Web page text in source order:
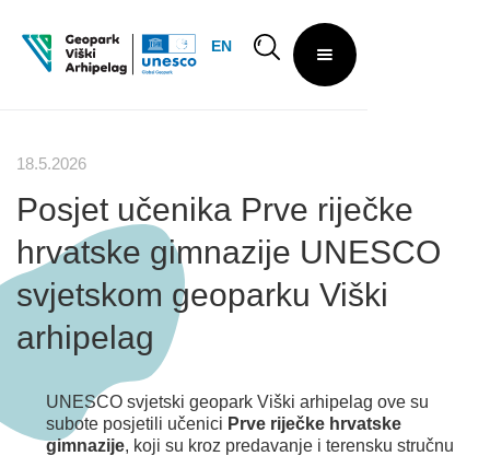
EN
18.5.2026
Posjet učenika Prve riječke
hrvatske gimnazije UNESCO
svjetskom geoparku Viški
arhipelag
UNESCO svjetski geopark Viški arhipelag ove su
subote posjetili učenici Prve riječke hrvatske
gimnazije, koji su kroz predavanje i terensku stručnu